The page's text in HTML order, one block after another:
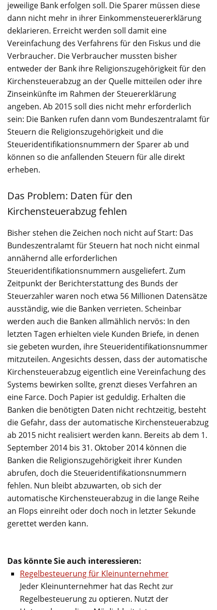
jeweilige Bank erfolgen soll. Die Sparer müssen diese
dann nicht mehr in ihrer Einkommensteuererklärung
deklarieren. Erreicht werden soll damit eine
Vereinfachung des Verfahrens für den Fiskus und die
Verbraucher. Die Verbraucher mussten bisher
entweder der Bank ihre Religionszugehörigkeit für den
Kirchensteuerabzug an der Quelle mitteilen oder ihre
Zinseinkünfte im Rahmen der Steuererklärung
angeben. Ab 2015 soll dies nicht mehr erforderlich
sein: Die Banken rufen dann vom Bundeszentralamt für
Steuern die Religionszugehörigkeit und die
Steueridentifikationsnummern der Sparer ab und
können so die anfallenden Steuern für alle direkt
erheben.
Das Problem: Daten für den
Kirchensteuerabzug fehlen
Bisher stehen die Zeichen noch nicht auf Start: Das
Bundeszentralamt für Steuern hat noch nicht einmal
annähernd alle erforderlichen
Steueridentifikationsnummern ausgeliefert. Zum
Zeitpunkt der Berichterstattung des Bunds der
Steuerzahler waren noch etwa 56 Millionen Datensätze
ausständig, wie die Banken verrieten. Scheinbar
werden auch die Banken allmählich nervös: In den
letzten Tagen erhielten viele Kunden Briefe, in denen
sie gebeten wurden, ihre Steueridentifikationsnummer
mitzuteilen. Angesichts dessen, dass der automatische
Kirchensteuerabzug eigentlich eine Vereinfachung des
Systems bewirken sollte, grenzt dieses Verfahren an
eine Farce. Doch Papier ist geduldig. Erhalten die
Banken die benötigten Daten nicht rechtzeitig, besteht
die Gefahr, dass der automatische Kirchensteuerabzug
ab 2015 nicht realisiert werden kann. Bereits ab dem 1.
September 2014 bis 31. Oktober 2014 können die
Banken die Religionszugehörigkeit ihrer Kunden
abrufen, doch die Steueridentifikationsnummern
fehlen. Nun bleibt abzuwarten, ob sich der
automatische Kirchensteuerabzug in die lange Reihe
an Flops einreiht oder doch noch in letzter Sekunde
gerettet werden kann.
Das könnte Sie auch interessieren:
Regelbesteuerung für Kleinunternehmer
Jeder Kleinunternehmer hat das Recht zur
Regelbesteuerung zu optieren. Nutzt der